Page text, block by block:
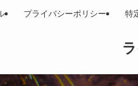
プライバシーポリシー 特